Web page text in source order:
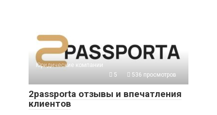
Юридические компании
5
536 просмотров
2passporta отзывы и впечатления
клиентов